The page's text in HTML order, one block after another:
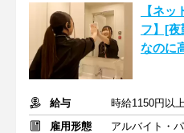
【ネ
フ】[夜
なのに
給与
雇用形態
アルバイト・